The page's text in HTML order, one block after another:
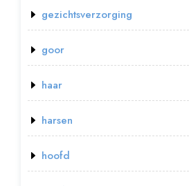
gezichtsverzorging
goor
haar
harsen
hoofd